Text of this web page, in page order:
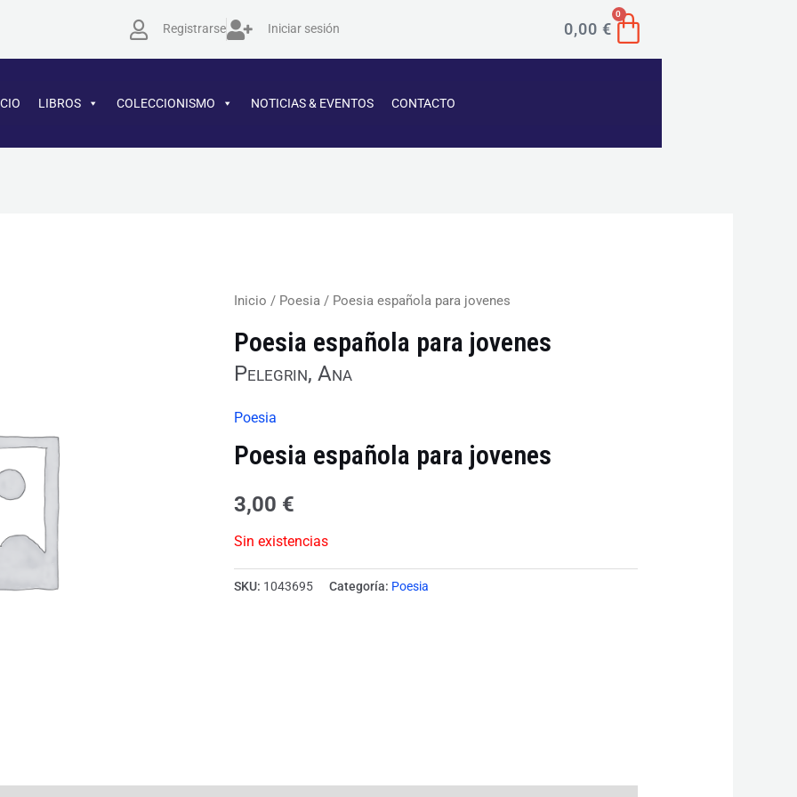
Registrarse Iniciar sesión 0,00 €
0
CART
LIBROS COLECCIONISMO NOTICIAS & EVENTOS CONTACTO
Inicio / Poesia / Poesia española para jovenes
Poesia española para jovenes
Pelegrin, Ana
Poesia
Poesia española para jovenes
3,00 €
Sin existencias
SKU: 1043695 Categoría: Poesia